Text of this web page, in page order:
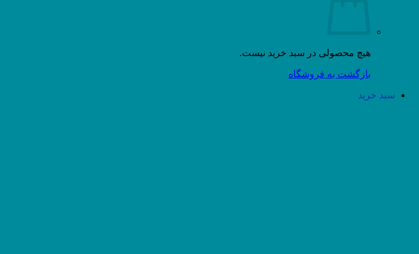
هیچ محصولی در سبد خرید نیست.
بازگشت به فروشگاه
سبد خرید